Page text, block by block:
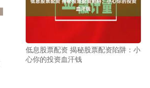
低息股票配资 揭秘股票配资陷阱：小
心你的投资血汗钱